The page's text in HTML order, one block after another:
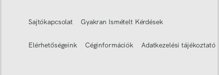
Sajtókapcsolat Gyakran Ismételt Kérdések
Elérhetőségeink Céginformációk Adatkezelési tájékoztató